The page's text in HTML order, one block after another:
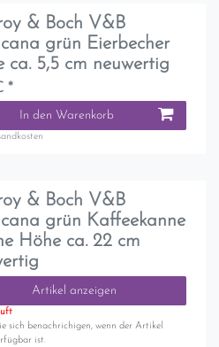
& Boch V&B
grün Eierbecher
ca. 5,5 cm neuwertig
*
In den Warenkorb
& Boch V&B
grün Kaffeekanne
Höhe ca. 22 cm
Artikel anzeigen
sich benachrichigen, wenn der Artikel
ist.